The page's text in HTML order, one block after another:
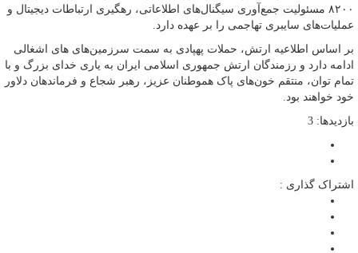
۸۲۰۰ مسئولیت جمع‌آوری سیگنال‌های اطلاعاتی، رهگیری ارتباطات دیجیتال و
عملیات‌های سایبری تهاجمی را بر عهده دارد.‌
بر اساس اطلاعیه ارتش، حملات پهپادی به سمت سرزمین‌های های اشغالی
ادامه دارد و رزمندگان ارتش جمهوری اسلامی ایران به یاری خدای بزرگ و با
تمام توان، منتقم خون‌های پاک هموطنان عزیز، رهبر شجاع و فرماندهان دلاور
خود خواهند بود.
بازدیدها: 3
اشتراک گذاری :